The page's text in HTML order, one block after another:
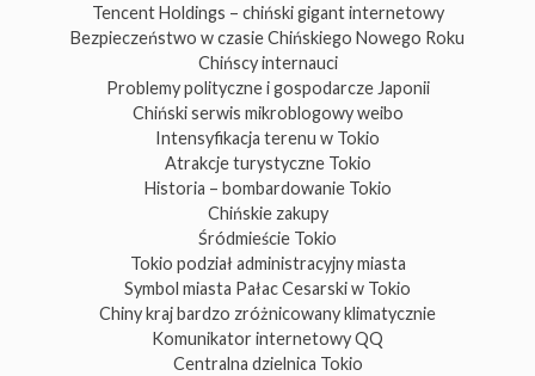
Tencent Holdings – chiński gigant internetowy
Bezpieczeństwo w czasie Chińskiego Nowego Roku
Chińscy internauci
Problemy polityczne i gospodarcze Japonii
Chiński serwis mikroblogowy weibo
Intensyfikacja terenu w Tokio
Atrakcje turystyczne Tokio
Historia – bombardowanie Tokio
Chińskie zakupy
Śródmieście Tokio
Tokio podział administracyjny miasta
Symbol miasta Pałac Cesarski w Tokio
Chiny kraj bardzo zróżnicowany klimatycznie
Komunikator internetowy QQ
Centralna dzielnica Tokio